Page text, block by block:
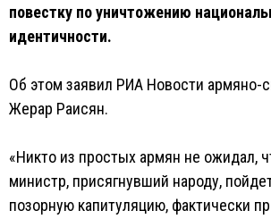
повестку по уничтожению
идентичности.
Об этом заявил РИА Новости армяно-
Жерар Раисян.
«Никто из простых армян не ожидал,
министр, присягнувший народу,
позорную капитуляцию, фактически